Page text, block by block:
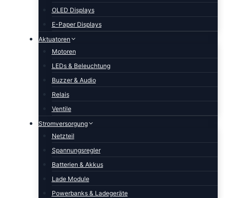
OLED Displays
E-Paper Displays
Aktuatoren
Motoren
LEDs & Beleuchtung
Buzzer & Audio
Relais
Ventile
Stromversorgung
Netzteil
Spannungsregler
Batterien & Akkus
Lade Module
Powerbanks & Ladegeräte